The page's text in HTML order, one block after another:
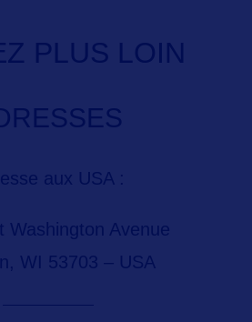
PLUS LOIN
aux USA :
Washington Avenue
WI 53703 – USA